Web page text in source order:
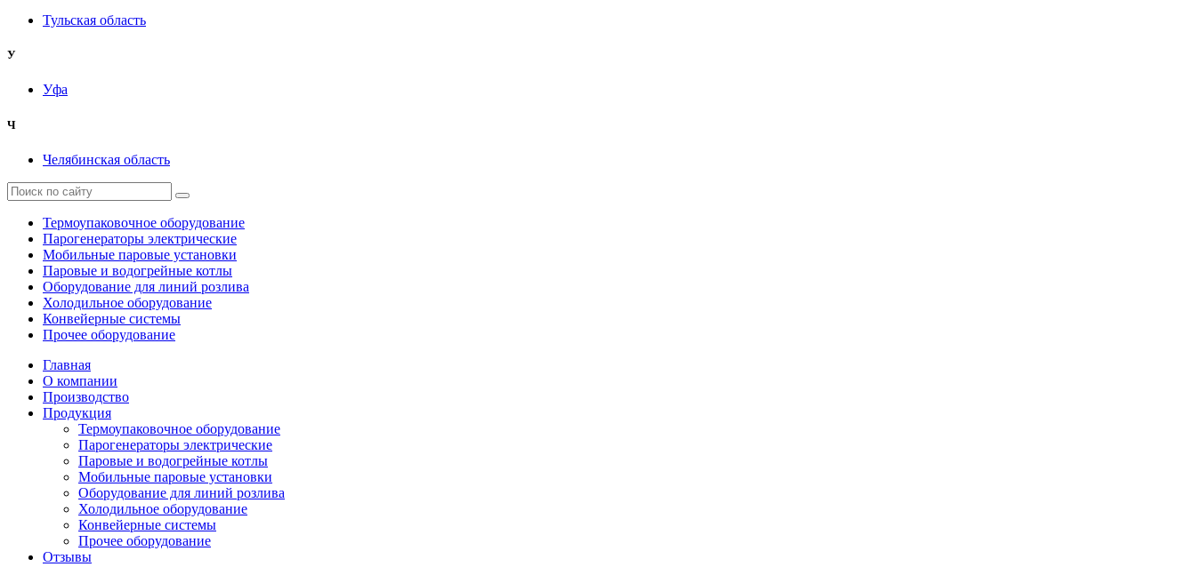
Тульская область
У
Уфа
Ч
Челябинская область
Термоупаковочное оборудование
Парогенераторы электрические
Мобильные паровые установки
Паровые и водогрейные котлы
Оборудование для линий розлива
Холодильное оборудование
Конвейерные системы
Прочее оборудование
Главная
О компании
Производство
Продукция
Термоупаковочное оборудование
Парогенераторы электрические
Паровые и водогрейные котлы
Мобильные паровые установки
Оборудование для линий розлива
Холодильное оборудование
Конвейерные системы
Прочее оборудование
Отзывы